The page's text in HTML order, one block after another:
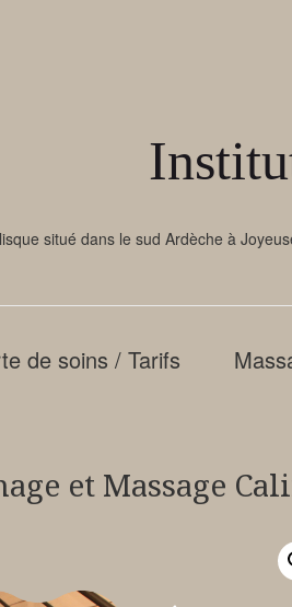
situé dans le sud Ardèche à
de soins / Tarifs
et Massage